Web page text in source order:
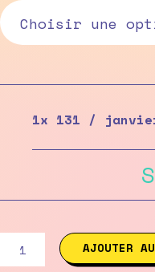
1x 131 /
AJOUTER